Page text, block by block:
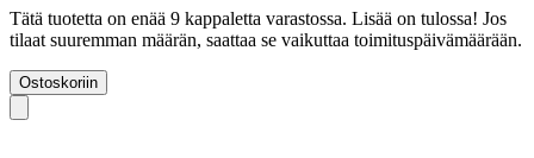
Tätä tuotetta on enää 9 kappaletta varastossa. Lisää on tulossa! Jos
tilaat suuremman määrän, saattaa se vaikuttaa toimituspäivämäärään.
Ostoskoriin